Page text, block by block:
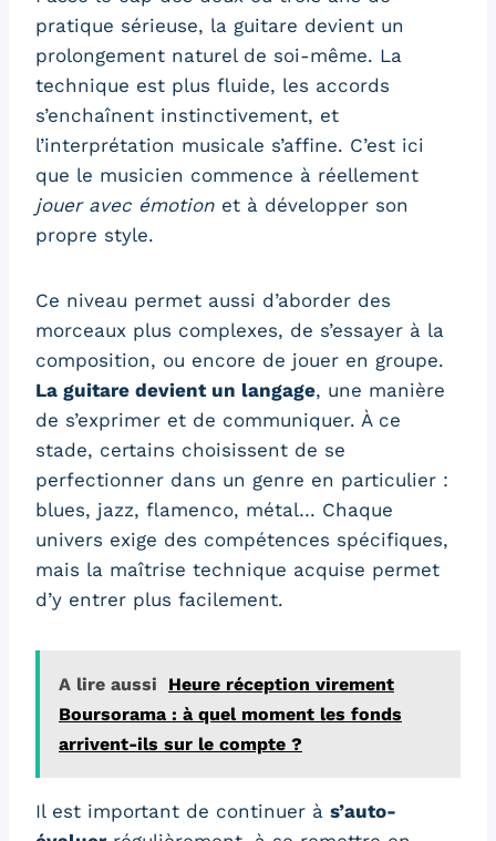
pratique sérieuse, la guitare devient un
prolongement naturel de soi-même. La
technique est plus fluide, les accords
s’enchaînent instinctivement, et
l’interprétation musicale s’affine. C’est ici
que le musicien commence à réellement
jouer avec émotion et à développer son
propre style.
Ce niveau permet aussi d’aborder des
morceaux plus complexes, de s’essayer à la
composition, ou encore de jouer en groupe.
La guitare devient un langage, une manière
de s’exprimer et de communiquer. À ce
stade, certains choisissent de se
perfectionner dans un genre en particulier :
blues, jazz, flamenco, métal… Chaque
univers exige des compétences spécifiques,
mais la maîtrise technique acquise permet
d’y entrer plus facilement.
A lire aussi
Heure réception virement
Boursorama : à quel moment les fonds
arrivent-ils sur le compte ?
Il est important de continuer à s’auto-